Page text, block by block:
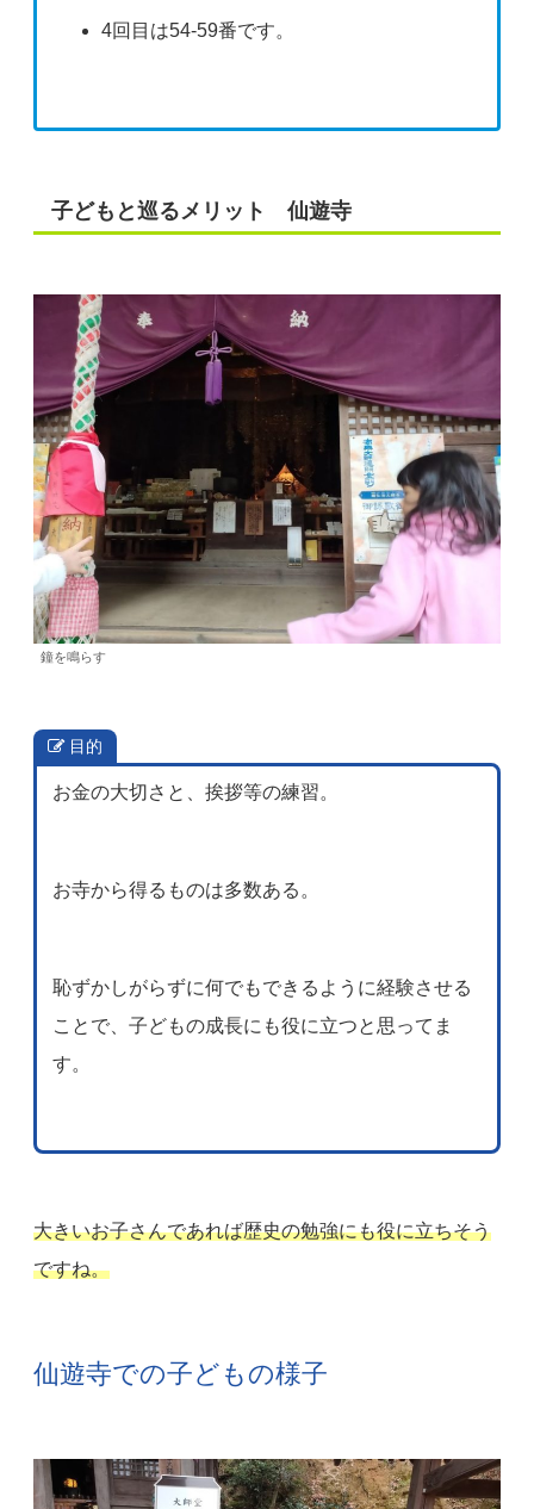
4回目は54-59番です。
子どもと巡るメリット 仙遊寺
鐘を鳴らす
目的
お金の大切さと、挨拶等の練習。
お寺から得るものは多数ある。
恥ずかしがらずに何でもできるように経験させる
ことで、子どもの成長にも役に立つと思ってま
す。
大きいお子さんであれば歴史の勉強にも役に立ちそう
ですね。
仙遊寺での子どもの様子